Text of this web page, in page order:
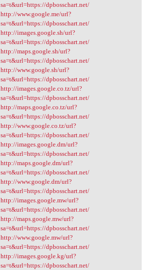
sa=t&url=https://dpbosschart.net/
http://www.google.me/url?
sa=t&url=https://dpbosschart.net/
http://images.google.sh/url?
sa=t&url=https://dpbosschart.net/
http://maps.google.sh/url?
sa=t&url=https://dpbosschart.net/
http://www.google.sh/url?
sa=t&url=https://dpbosschart.net/
http://images.google.co.tz/url?
sa=t&url=https://dpbosschart.net/
http://maps.google.co.tz/url?
sa=t&url=https://dpbosschart.net/
http://www.google.co.tz/url?
sa=t&url=https://dpbosschart.net/
http://images.google.dm/url?
sa=t&url=https://dpbosschart.net/
http://maps.google.dm/url?
sa=t&url=https://dpbosschart.net/
http://www.google.dm/url?
sa=t&url=https://dpbosschart.net/
http://images.google.mw/url?
sa=t&url=https://dpbosschart.net/
http://maps.google.mw/url?
sa=t&url=https://dpbosschart.net/
http://www.google.mw/url?
sa=t&url=https://dpbosschart.net/
http://images.google.kg/url?
sa=t&url=https://dpbosschart.net/